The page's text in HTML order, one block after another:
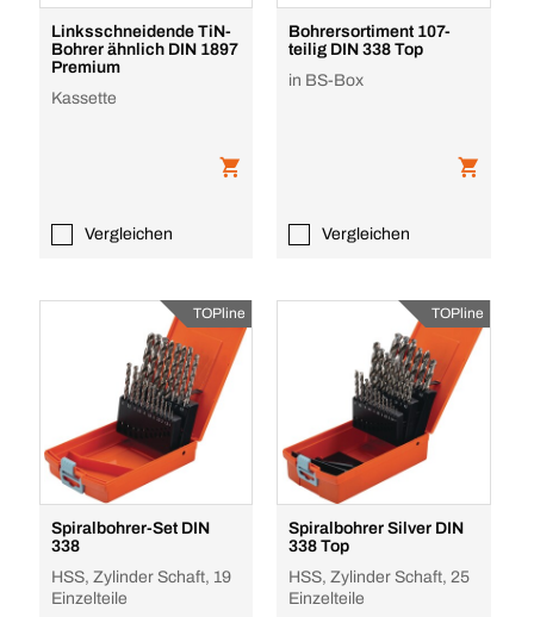
Linksschneidende TiN-
Bohrer ähnlich DIN 1897
Premium
Kassette
Vergleichen
Bohrersortiment 107-
teilig DIN 338 Top
in BS-Box
Vergleichen
TOPline
Spiralbohrer-Set DIN
338
HSS, Zylinder Schaft, 19
Einzelteile
TOPline
Spiralbohrer Silver DIN
338 Top
HSS, Zylinder Schaft, 25
Einzelteile